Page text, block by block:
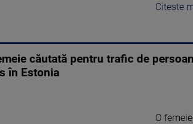
Citeste
căutată pentru trafic de
în Estonia
O